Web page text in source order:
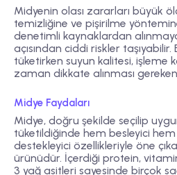
Midyenin olası zararları büyük
temizliğine ve pişirilme
denetimli kaynaklardan
açısından ciddi riskler
tüketirken suyun kalitesi, işleme
zaman dikkate alınması
Midye Faydaları
Midye, doğru şekilde seçilip
tüketildiğinde hem besleyici
destekleyici özellikleriyle öne
ürünüdür. İçerdiği protein,
3 yağ asitleri sayesinde birçok